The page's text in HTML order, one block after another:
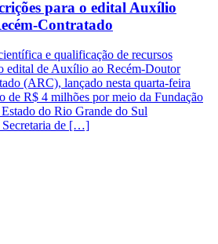
para o edital Auxílio
Contratado
e qualificação de recursos
edital de Auxílio ao Recém-Doutor
(ARC), lançado nesta quarta-feira
de R$ 4 milhões por meio da Fundação
do Rio Grande do Sul
Secretaria de […]